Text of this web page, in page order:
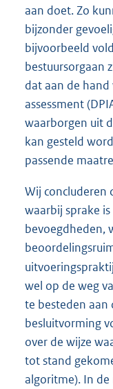
aan doet. Zo
bijzonder
bijvoorbeeld
bestuursorgaan
dat aan de
assessment
waarborgen uit
kan gesteld
passende
Wij concluderen
waarbij sprake
bevoegdheden,
wel op de weg
te besteden aan
besluitvorming
over de wijze
tot stand
algoritme). In